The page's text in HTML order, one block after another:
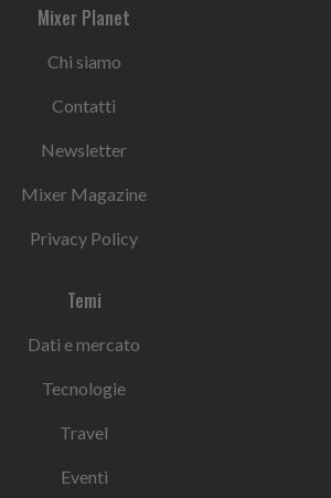
Mixer Planet
Chi siamo
Contatti
Newsletter
Mixer Magazine
Privacy Policy
Temi
Dati e mercato
Tecnologie
Travel
Eventi